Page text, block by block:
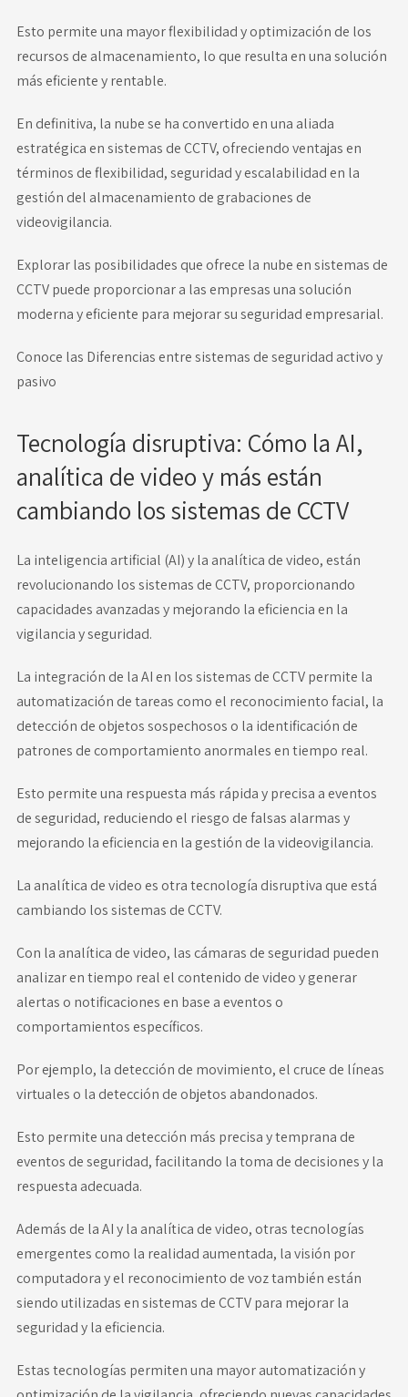
Esto permite una mayor flexibilidad y optimización de los
recursos de almacenamiento, lo que resulta en una solución
más eficiente y rentable.
En definitiva, la nube se ha convertido en una aliada
estratégica en sistemas de CCTV, ofreciendo ventajas en
términos de flexibilidad, seguridad y escalabilidad en la
gestión del almacenamiento de grabaciones de
videovigilancia.
Explorar las posibilidades que ofrece la nube en sistemas de
CCTV puede proporcionar a las empresas una solución
moderna y eficiente para mejorar su seguridad empresarial.
Conoce las Diferencias entre sistemas de seguridad activo y
pasivo
Tecnología disruptiva: Cómo la AI,
analítica de video y más están
cambiando los sistemas de CCTV
La inteligencia artificial (AI) y la analítica de video, están
revolucionando los sistemas de CCTV, proporcionando
capacidades avanzadas y mejorando la eficiencia en la
vigilancia y seguridad.
La integración de la AI en los sistemas de CCTV permite la
automatización de tareas como el reconocimiento facial, la
detección de objetos sospechosos o la identificación de
patrones de comportamiento anormales en tiempo real.
Esto permite una respuesta más rápida y precisa a eventos
de seguridad, reduciendo el riesgo de falsas alarmas y
mejorando la eficiencia en la gestión de la videovigilancia.
La analítica de video es otra tecnología disruptiva que está
cambiando los sistemas de CCTV.
Con la analítica de video, las cámaras de seguridad pueden
analizar en tiempo real el contenido de video y generar
alertas o notificaciones en base a eventos o
comportamientos específicos.
Por ejemplo, la detección de movimiento, el cruce de líneas
virtuales o la detección de objetos abandonados.
Esto permite una detección más precisa y temprana de
eventos de seguridad, facilitando la toma de decisiones y la
respuesta adecuada.
Además de la AI y la analítica de video, otras tecnologías
emergentes como la realidad aumentada, la visión por
computadora y el reconocimiento de voz también están
siendo utilizadas en sistemas de CCTV para mejorar la
seguridad y la eficiencia.
Estas tecnologías permiten una mayor automatización y